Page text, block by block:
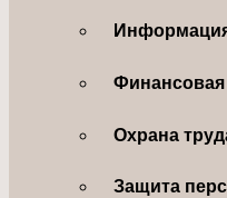
Охрана
Защита